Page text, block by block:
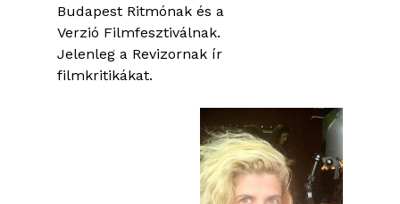
Budapest Ritmónak és a
Verzió Filmfesztiválnak.
Jelenleg a Revizornak ír
filmkritikákat.